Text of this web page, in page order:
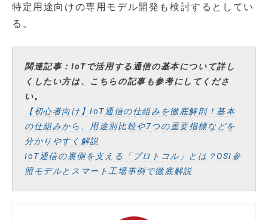
特定用途向けの専用モデル開発も検討するとしてい
る。
関連記事：IoTで活用する通信の基本について詳し
くしたい方は、こちらの記事も参考にしてくださ
い。
【初心者向け】IoT通信の仕組みを徹底解剖！基本
の仕組みから、用途別比較や7つの重要指標などを
分かりやすく解説
IoT通信の裏側を支える「プロトコル」とは？OSI参
照モデルとスマート工場事例で徹底解説